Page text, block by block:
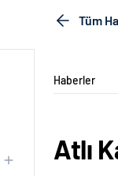
Tüm
Haberler
Atlı